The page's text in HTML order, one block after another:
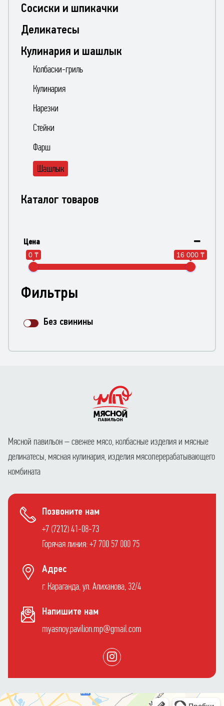
Сосиски и шпикачки
Деликатесы
Кулинария и шашлык
Колбаски-гриль
Кулинария
Нарезки
Стейки
Фарш
Шашлык
Каталог товаров
Цена
0 ₸ 16 000 ₸
Фильтры
Без свинины
Мясной павильон – свежее мясо, колбасные изделия и мясные
деликатесы, мясная кулинария, изделия мясоперерабатывающего
комбината
Позвоните нам
+7 (7212) 41-08-73
Горячая линия: +7 700 57 000 75
Адрес
г. Караганда, ул. Алиханова, 32/4
Напишите нам
myasnoy.pavilion.mp@gmail.com